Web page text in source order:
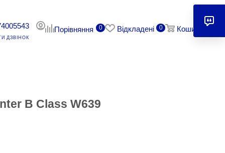
ДЗВІНОК
Порівняння 0 Відкладені 0 Кошик 0
B Class W639